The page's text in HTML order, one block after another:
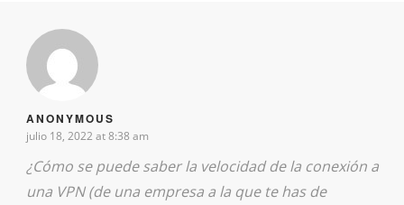
ANONYMOUS
julio 18, 2022 at 8:38 am
¿Cómo se puede saber la velocidad de la conexión a
una VPN (de una empresa a la que te has de